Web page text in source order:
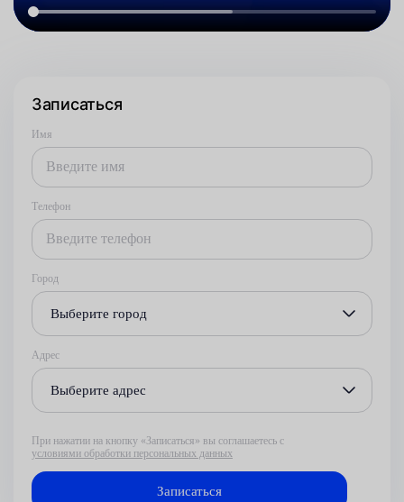
Записаться
Имя
Телефон
Город
Выберите город
Адрес
Выберите адрес
При нажатии на кнопку «Записаться» вы соглашаетесь с
условиями обработки персональных данных